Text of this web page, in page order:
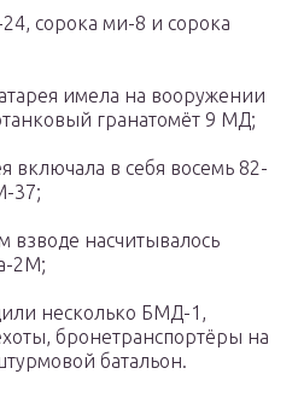
сорока ми-8 и сорока
имела на вооружении
гранатомёт 9 МД;
включала в себя восемь 82-
37;
взводе насчитывалось
2М;
несколько БМД-1,
бронетранспортёры на
батальон.